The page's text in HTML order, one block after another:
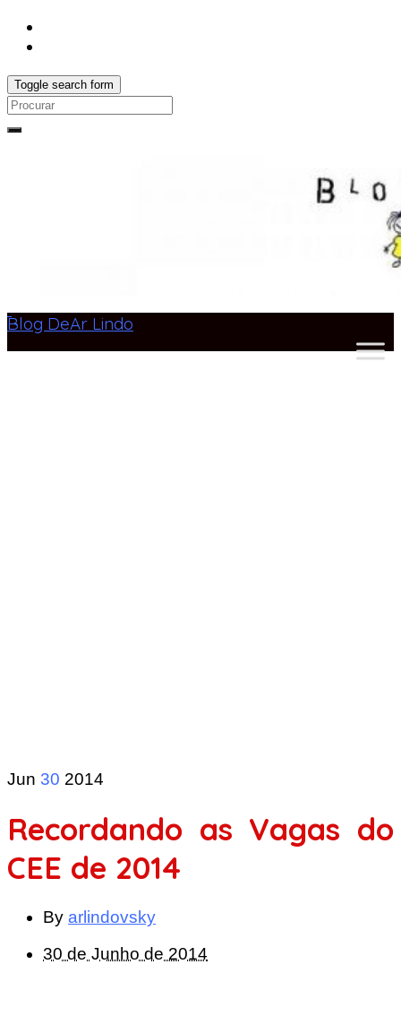
Toggle search form
Search
Blog DeAr Lindo
Jun 30 2014
Recordando as Vagas do
CEE de 2014
By arlindovsky
30 de Junho de 2014